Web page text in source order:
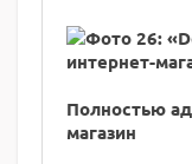
Полностью
магазин